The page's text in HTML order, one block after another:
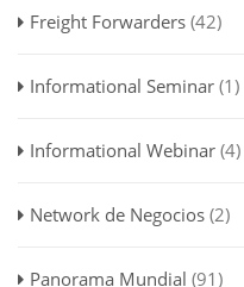
Freight Forwarders (42)
Informational Seminar (1)
Informational Webinar (4)
Network de Negocios (2)
Panorama Mundial (91)